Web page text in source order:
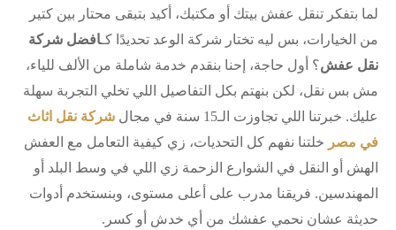
لما بتفكر تنقل عفش بيتك أو مكتبك، أكيد بتبقى محتار بين كتير
من الخيارات، بس ليه تختار شركة الوعد تحديدًا كـافضل شركة
نقل عفش؟ أول حاجة، إحنا بنقدم خدمة شاملة من الألف للياء،
مش بس نقل، لكن بنهتم بكل التفاصيل اللي تخلي التجربة سهلة
عليك. خبرتنا اللي تجاوزت الـ15 سنة في مجال
شركة نقل اثاث
في مصر خلتنا نفهم كل التحديات، زي كيفية التعامل مع العفش
الهش أو النقل في الشوارع الزحمة زي اللي في وسط البلد أو
المهندسين. فريقنا مدرب على أعلى مستوى، وبنستخدم أدوات
حديثة عشان نحمي عفشك من أي خدش أو كسر.